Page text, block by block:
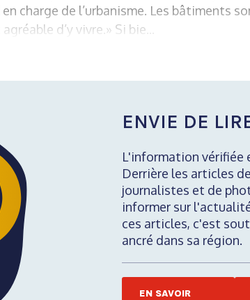
en charge de l’urbanisme. Les bâtiments
d’y vivre.» Si bie...
ENVIE DE
L'information vérifiée
Derrière les articles
journalistes et de
informer sur
ces articles, c'est
ancré dans sa région.
EN SAVOIR